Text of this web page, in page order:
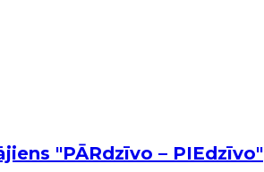
"PĀRdzīvo – PIEdzīvo"